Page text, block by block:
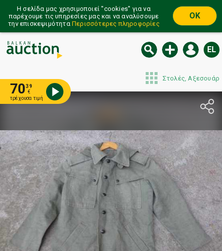
Η σελίδα μας χρησιμοποιεί ''cookies'' για να
παρέχουμε τις υπηρεσίες μας και να αναλύσουμε
την επισκεψιμότητα Περισσότερες πληροφορίες
OK
EL
Στολές, Αξεσουάρ
7039
€
τρέχουσα τιμή